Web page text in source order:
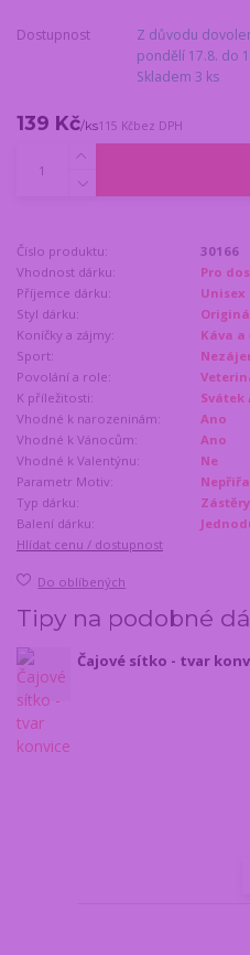
Dostupnost
Z důvodu
pondělí 17.8. do
Skladem 3 ks
139 Kč/ks115 Kčbez DPH
Číslo produktu:
30166
Vhodnost dárku:
Pro
Příjemce dárku:
Unisex
Styl dárku:
Koníčky a zájmy:
Káva a
Sport:
Povolání a role:
K příležitosti:
Svátek
Vhodné k narozeninám:
Ano
Vhodné k Vánocům:
Ano
Vhodné k Valentýnu:
Ne
Parametr Motiv:
Typ dárku:
Balení dárku:
Hlídat cenu / dostupnost
Do oblíbených
Tipy na podobné
Čajové sítko - tvar